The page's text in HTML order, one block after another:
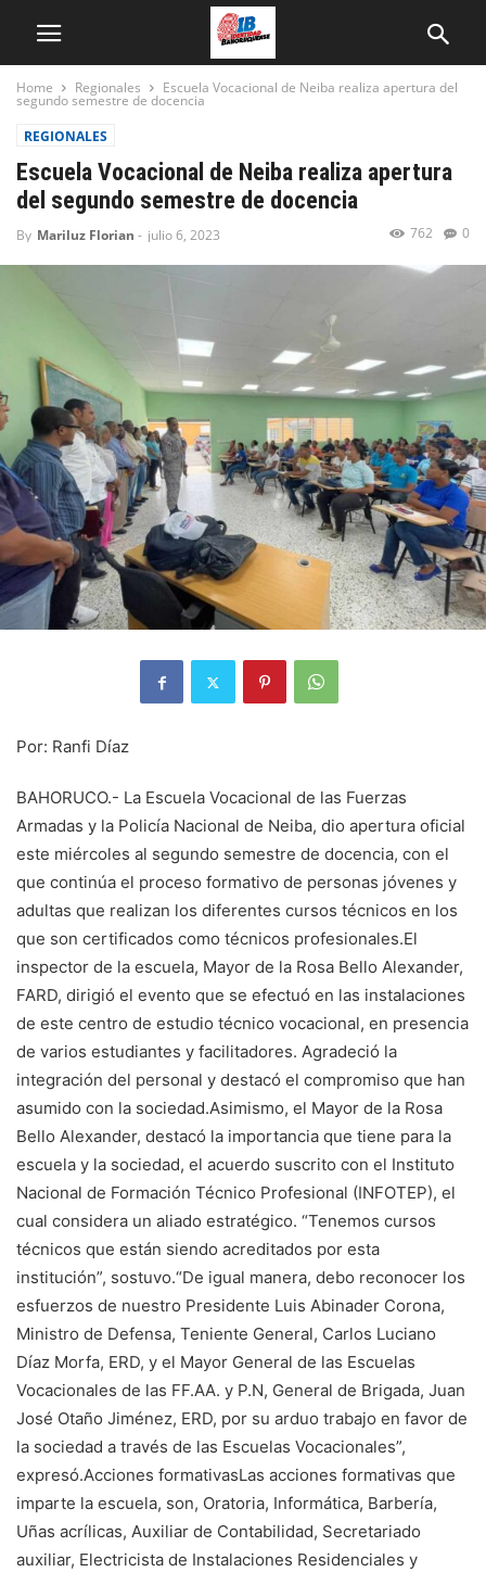
Home Regionales Escuela Vocacional de Neiba realiza apertura del
segundo semestre de docencia
REGIONALES
Escuela Vocacional de Neiba realiza apertura
del segundo semestre de docencia
By Mariluz Florian - julio 6, 2023 0
762
Por: Ranfi Díaz
BAHORUCO.- La Escuela Vocacional de las Fuerzas
Armadas y la Policía Nacional de Neiba, dio apertura oficial
este miércoles al segundo semestre de docencia, con el
que continúa el proceso formativo de personas jóvenes y
adultas que realizan los diferentes cursos técnicos en los
que son certificados como técnicos profesionales.El
inspector de la escuela, Mayor de la Rosa Bello Alexander,
FARD, dirigió el evento que se efectuó en las instalaciones
de este centro de estudio técnico vocacional, en presencia
de varios estudiantes y facilitadores. Agradeció la
integración del personal y destacó el compromiso que han
asumido con la sociedad.Asimismo, el Mayor de la Rosa
Bello Alexander, destacó la importancia que tiene para la
escuela y la sociedad, el acuerdo suscrito con el Instituto
Nacional de Formación Técnico Profesional (INFOTEP), el
cual considera un aliado estratégico. “Tenemos cursos
técnicos que están siendo acreditados por esta
institución”, sostuvo.“De igual manera, debo reconocer los
esfuerzos de nuestro Presidente Luis Abinader Corona,
Ministro de Defensa, Teniente General, Carlos Luciano
Díaz Morfa, ERD, y el Mayor General de las Escuelas
Vocacionales de las FF.AA. y P.N, General de Brigada, Juan
José Otaño Jiménez, ERD, por su arduo trabajo en favor de
la sociedad a través de las Escuelas Vocacionales”,
expresó.Acciones formativasLas acciones formativas que
imparte la escuela, son, Oratoria, Informática, Barbería,
Uñas acrílicas, Auxiliar de Contabilidad, Secretariado
auxiliar, Electricista de Instalaciones Residenciales y